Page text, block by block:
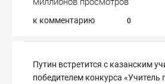
к комментарию 0
Путин встретится с казанским
победителем конкурса «Учитель